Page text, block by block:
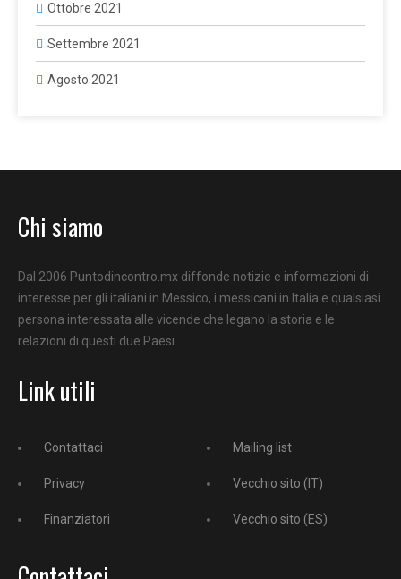
Ottobre 2021
Settembre 2021
Agosto 2021
Chi siamo
Dal 2006 Puntodincontro.mx diffonde notizie e informazioni di
interesse per gli italiani in Messico, i messicani in Italia e qualsiasi
persona interessata alle vicende che legano la storia e le
relazioni di questi due Paesi.
Link utili
Contattaci
Privacy
Finanziatori
Mailing list
Vecchio sito (IT)
Vecchio sito (ES)